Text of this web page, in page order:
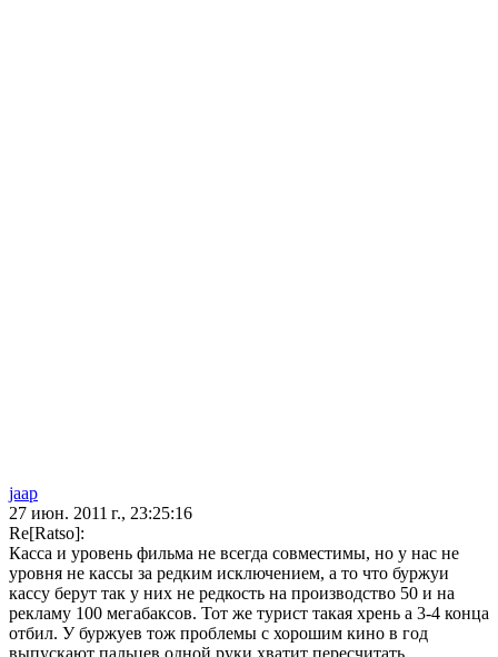
jaap
27 июн. 2011 г., 23:25:16
Re[Ratso]:
Касса и уровень фильма не всегда совместимы, но у нас не
уровня не кассы за редким исключением, а то что буржуи
кассу берут так у них не редкость на производство 50 и на
рекламу 100 мегабаксов. Тот же турист такая хрень а 3-4 конца
отбил. У буржуев тож проблемы с хорошим кино в год